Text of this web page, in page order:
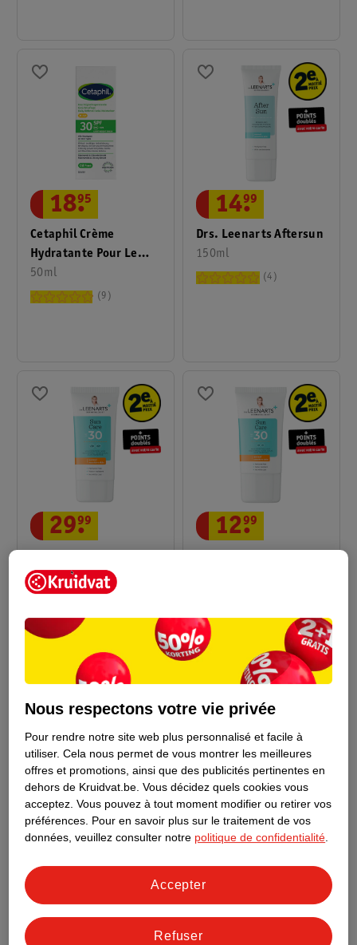
Cetaphil Crème
Hydratante Pour Le
Visage Avec FPS30
Daily Defense
50ml
18.
95
9
Drs. Leenarts Aftersun
150ml
14.
99
4
Solaire Suncare FPS30
200ml
29.
99
1
12.
99
Drs. Leenarts Suncare
Crème Solaire FPS50
100ml
21 .
99
50ml
22.
99
Nous respectons votre vie privée
Pour rendre notre site web plus personnalisé et facile à
utiliser. Cela nous permet de vous montrer les meilleures
offres et promotions, ainsi que des publicités pertinentes en
dehors de Kruidvat.be. Vous décidez quels cookies vous
acceptez. Vous pouvez à tout moment modifier ou retirer vos
préférences. Pour en savoir plus sur le traitement de vos
données, veuillez consulter notre politique de confidentialité.
Refuser
Accepter